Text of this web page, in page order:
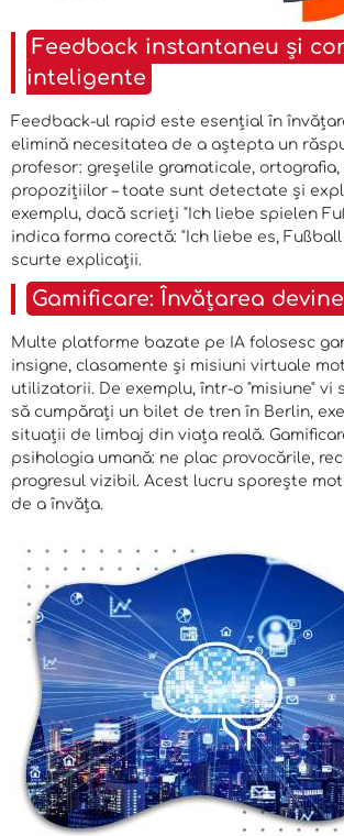
Feedback instantaneu și
inteligente
Feedback-ul rapid este esențial în
elimină necesitatea de a aștepta un
profesor: greșelile gramaticale,
propozițiilor – toate sunt detectate și
exemplu, dacă scrieți "Ich liebe spielen
indica forma corectă: "Ich liebe es, Fußball
scurte explicații.
Gamificare: Învățarea
Multe platforme bazate pe IA folosesc
insigne, clasamente și misiuni virtuale
utilizatorii. De exemplu, într-o "misiune" vi
să cumpărați un bilet de tren în Berlin,
situații de limbaj din viața reală.
psihologia umană: ne plac provocările,
progresul vizibil. Acest lucru sporește
de a învăța.